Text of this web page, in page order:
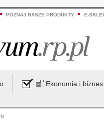
POZNAJ NASZE PRODUKTY E-
Ekonomia i biznes